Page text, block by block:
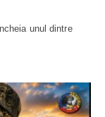
unul dintre